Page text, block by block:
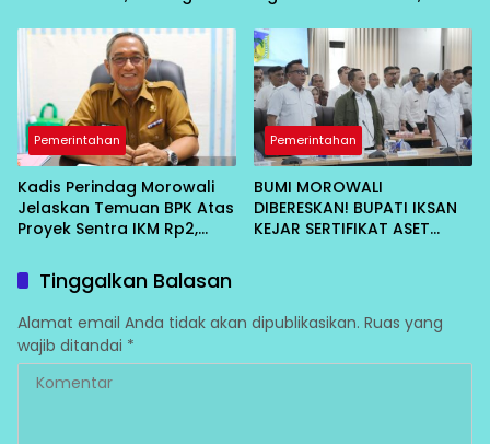
Berbasis Kebersamaan
Pengabdian
Pemerintahan
Kadis Perindag Morowali
Jelaskan Temuan BPK Atas
Proyek Sentra IKM Rp2,
Pemerintahan
BUMI MOROWALI
DIBERESKAN! BUPATI IKSAN
KEJAR SERTIFIKAT ASET
Tinggalkan Balasan
Alamat email Anda tidak akan dipublikasikan. Ruas yang
wajib ditandai *